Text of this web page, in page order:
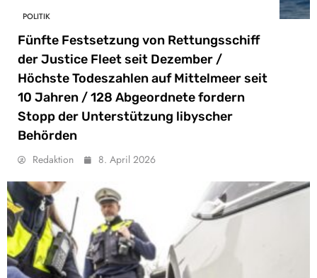
POLITIK
Fünfte Festsetzung von Rettungsschiff
der Justice Fleet seit Dezember /
Höchste Todeszahlen auf Mittelmeer seit
10 Jahren / 128 Abgeordnete fordern
Stopp der Unterstützung libyscher
Behörden
Redaktion 8. April 2026